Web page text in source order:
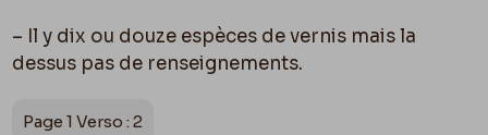
– Il y dix ou douze espèces de vernis mais la
dessus pas de renseignements.
Page 1 Verso : 2